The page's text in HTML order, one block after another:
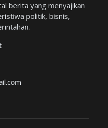
berita yang menyajikan
politik, bisnis,